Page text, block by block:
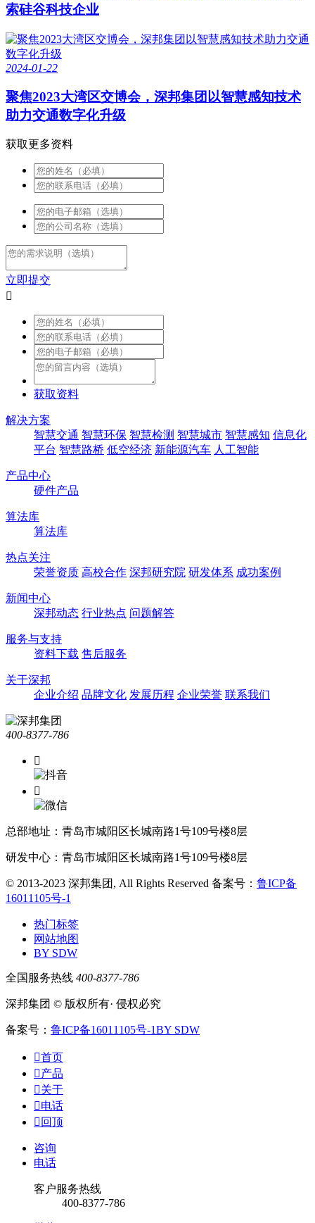
索硅谷科技企业
2024-01-22
聚焦2023大湾区交博会，深邦集团以智慧感知技术
助力交通数字化升级
获取更多资料
立即提交

获取资料
解决方案
智慧交通 智慧环保 智慧检测 智慧城市 智慧感知 信息化
平台 智慧路桥 低空经济 新能源汽车 人工智能
产品中心
硬件产品
算法库
算法库
热点关注
荣誉资质 高校合作 深邦研究院 研发体系 成功案例
新闻中心
深邦动态 行业热点 问题解答
服务与支持
资料下载 售后服务
关于深邦
企业介绍 品牌文化 发展历程 企业荣誉 联系我们
400-8377-786


总部地址：青岛市城阳区长城南路1号109号楼8层
研发中心：青岛市城阳区长城南路1号109号楼8层
© 2013-2023 深邦集团, All Rights Reserved 备案号： 鲁ICP备
16011105号-1
热门标签
网站地图
BY SDW
全国服务热线 400-8377-786
深邦集团 © 版权所有· 侵权必究
备案号： 鲁ICP备16011105号-1BY SDW
首页
产品
关于
电话
 回顶
咨询
电话
客户服务热线
400-8377-786